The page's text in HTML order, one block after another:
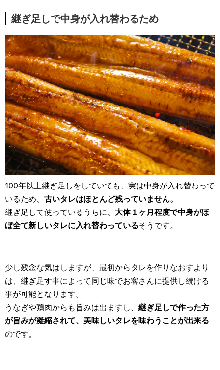
継ぎ足しで中身が入れ替わるため
100年以上継ぎ足しをしていても、実は中身が入れ替わって
いるため、 古いタレはほとんど残っていません。
継ぎ足して使っているうちに、 大体１ヶ月程度で中身がほ
ぼ全て新しいタレに入れ替わっているそうです。
少し残念な気はしますが、最初からタレを作りなおすより
は、継ぎ足す事によって同じ味でお客さんに提供し続ける
事が可能となります。
うなぎや鶏肉からも旨みは出ますし、 継ぎ足しで作った方
が旨みが凝縮されて、美味しいタレを味わうことが出来る
のです。